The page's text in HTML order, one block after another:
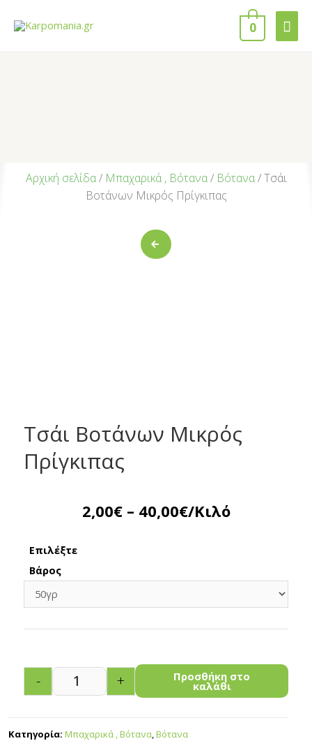
0
Αρχική σελίδα/ Μπαχαρικά , Βότανα/ Βότανα/ Τσάι
Βοτάνων Μικρός Πρίγκιπας
Τσάι Βοτάνων Μικρός
Πρίγκιπας
2,00€ – 40,00€/Κιλό
Επιλέξτε
Βάρος
- + Προσθήκη στο
καλάθι
Κατηγορία: Μπαχαρικά , Βότανα,Βότανα